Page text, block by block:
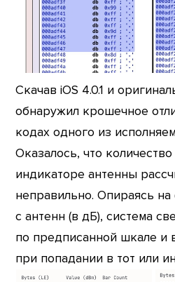
Скачав iOS 4.0.1 и
обнаружил крошечное
кодах одного из
Оказалось, что
индикаторе антенны
неправильно. Опираясь на
с антенн (в дБ), система
по предписанной шкале и
при попадании в тот или